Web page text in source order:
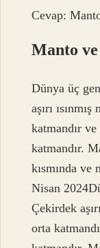
Cevap:
Manto ve
Dünya üç
aşırı
katmandır ve
katmandır.
kısmında ve
Nisan
Çekirdek
orta